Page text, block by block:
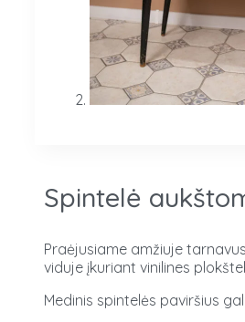
Spintelė
Praėjusiame amžiuje
viduje įkuriant vinilines
Medinis spintelės paviršius